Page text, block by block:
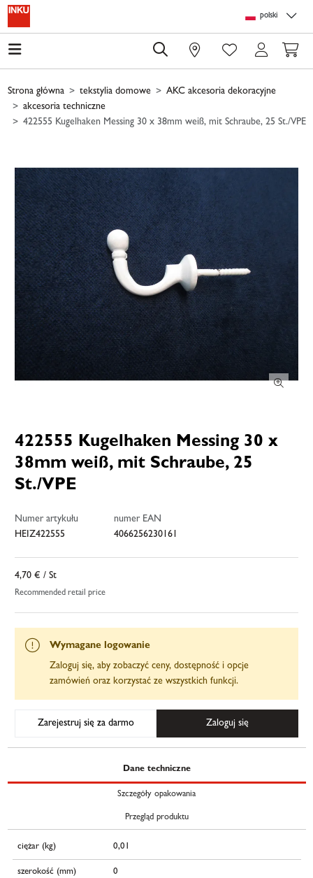
Skip to main content
polski
0
Strona główna tekstylia domowe
AKC akcesoria dekoracyjne
akcesoria techniczne
422555 Kugelhaken Messing 30 x 38mm weiß, mit Schraube, 25 St./VPE
422555 Kugelhaken Messing 30 x
38mm weiß, mit Schraube, 25
St./VPE
Numer artykułu
HEIZ422555
numer EAN
4066256230161
4,70 € / St
Recommended retail price
Wymagane logowanie
Zaloguj się, aby zobaczyć ceny, dostępność i opcje
zamówień oraz korzystać ze wszystkich funkcji.
Zarejestruj się za darmo Zaloguj się
Dane techniczne
Szczegóły opakowania
Przegląd produktu
ciężar (kg) 0,01
szerokość (mm) 0